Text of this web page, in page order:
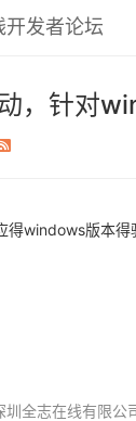
开发者论坛
，针对
得windows版本得
全志在线有限公